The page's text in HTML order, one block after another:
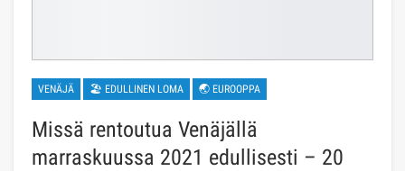
VENÄJÄ 🏖 EDULLINEN LOMA 🌏 EUROOPPA
Missä rentoutua Venäjällä
marraskuussa 2021 edullisesti – 20